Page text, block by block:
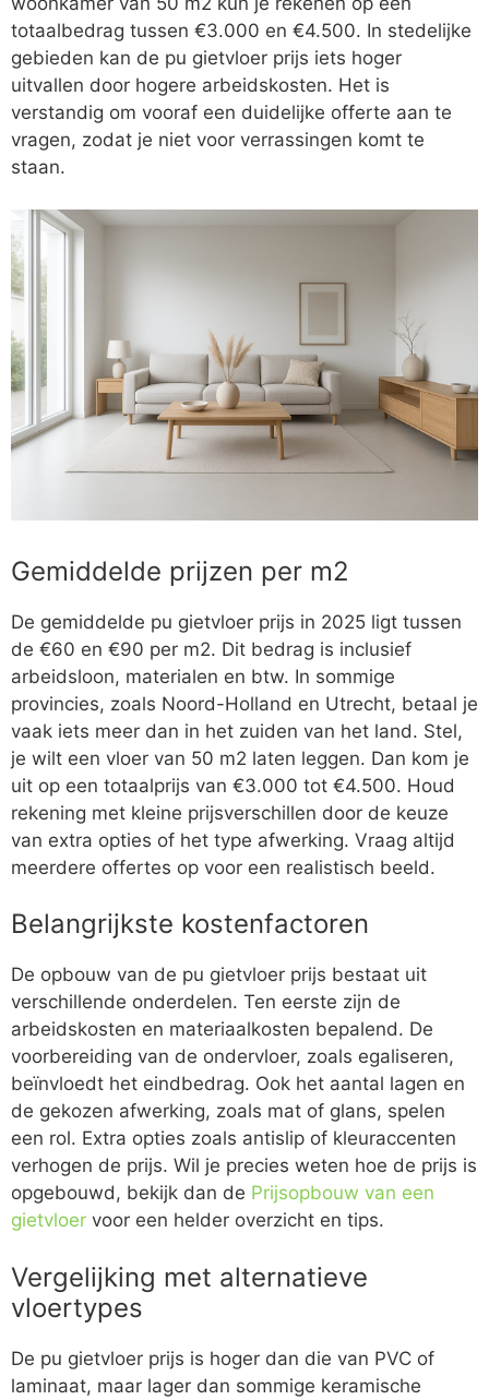
totaalbedrag tussen €3.000 en €4.500. In stedelijke
gebieden kan de pu gietvloer prijs iets hoger
uitvallen door hogere arbeidskosten. Het is
verstandig om vooraf een duidelijke offerte aan te
vragen, zodat je niet voor verrassingen komt te
staan.
Gemiddelde prijzen per m2
De gemiddelde pu gietvloer prijs in 2025 ligt tussen
de €60 en €90 per m2. Dit bedrag is inclusief
arbeidsloon, materialen en btw. In sommige
provincies, zoals Noord-Holland en Utrecht, betaal je
vaak iets meer dan in het zuiden van het land. Stel,
je wilt een vloer van 50 m2 laten leggen. Dan kom je
uit op een totaalprijs van €3.000 tot €4.500. Houd
rekening met kleine prijsverschillen door de keuze
van extra opties of het type afwerking. Vraag altijd
meerdere offertes op voor een realistisch beeld.
Belangrijkste kostenfactoren
De opbouw van de pu gietvloer prijs bestaat uit
verschillende onderdelen. Ten eerste zijn de
arbeidskosten en materiaalkosten bepalend. De
voorbereiding van de ondervloer, zoals egaliseren,
beïnvloedt het eindbedrag. Ook het aantal lagen en
de gekozen afwerking, zoals mat of glans, spelen
een rol. Extra opties zoals antislip of kleuraccenten
verhogen de prijs. Wil je precies weten hoe de prijs is
opgebouwd, bekijk dan de Prijsopbouw van een
gietvloer voor een helder overzicht en tips.
Vergelijking met alternatieve
vloertypes
De pu gietvloer prijs is hoger dan die van PVC of
laminaat, maar lager dan sommige keramische